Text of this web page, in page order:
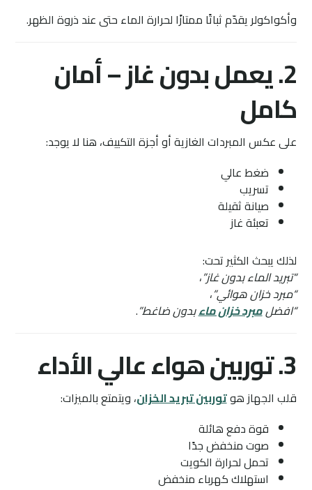
وأكواكولر يقدّم ثباتًا ممتازًا لحرارة الماء حتى عند ذروة الظهر.
2. يعمل بدون غاز – أمان
كامل
على عكس المبردات الغازية أو أجزة التكييف، هنا لا يوجد:
ضغط عالي
تسريب
صيانة ثقيلة
تعبئة غاز
لذلك يبحث الكثير تحت:
“تبريد الماء بدون غاز”،
“مبرد خزان هوائي”،
“افضلمبرد خزان ماءبدون ضاغط”.
3. توربين هواء عالي الأداء
قلب الجهاز هوتوربين تبريد الخزان، ويتمتع بالميزات:
قوة دفع هائلة
صوت منخفض جدًا
تحمل لحرارة الكويت
استهلاك كهرباء منخفض